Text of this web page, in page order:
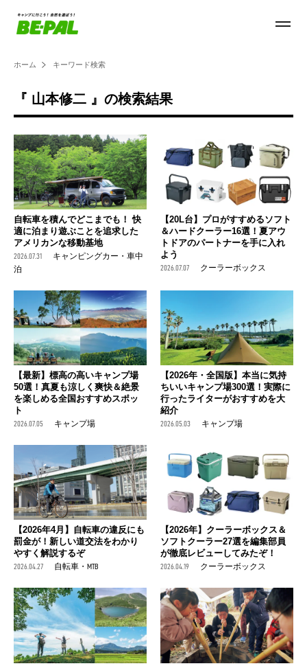
ホーム キーワード検索
『 山本修二 』の検索結果
自転車を積んでどこまでも！ 快
適に泊まり遊ぶことを追求した
アメリカンな移動基地
2026.07.31
キャンピングカー・車中
泊
【20L台】プロがすすめるソフト
＆ハードクーラー16選！夏アウ
トドアのパートナーを手に入れ
よう
2026.07.07 クーラーボックス
【最新】標高の高いキャンプ場
50選！真夏も涼しく爽快＆絶景
を楽しめる全国おすすめスポッ
ト
2026.07.05 キャンプ場
【2026年・全国版】本当に気持
ちいいキャンプ場300選！実際に
行ったライターがおすすめを大
紹介
2026.05.03 キャンプ場
【2026年4月】自転車の違反にも
罰金が！新しい道交法をわかり
やすく解説するぞ
2026.04.27 自転車・MTB
【2026年】クーラーボックス＆
ソフトクーラー27選を編集部員
が徹底レビューしてみたぞ！
2026.04.19 クーラーボックス